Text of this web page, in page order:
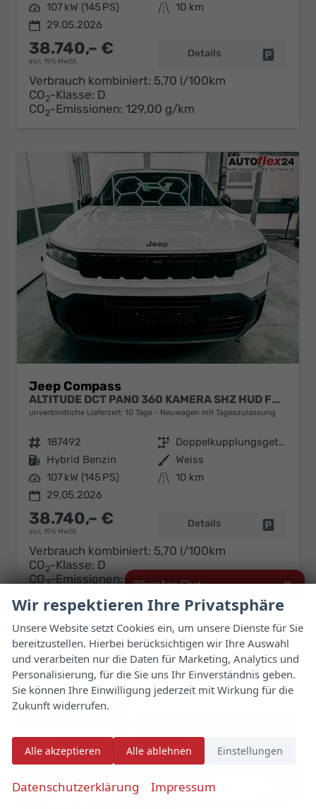
Leistung 107 kW (145 PS) Kilometerstand 10 km
29.05.2026
38.740,– €
incl. 19% MwSt.
Details
Verbrauch kombiniert: 5,70 l/100km
CO2-Klasse: D
CO2-Emissionen: 129,00 g/km
Jeep Compass
ALTITUDE DCT PANO 360 KAMERA SHZ HUD FOCAL BSD EL.HECKKLAPPE ACC
unverbindliche Lieferzeit: 10 Tage Neuwagen mit Tageszulassung
Fahrzeugnr. 187492 Getriebe
Doppelkupplungsgetriebe (DSG)
Kraftstoff Hybrid Benzin Außenfarbe Weiss
Leistung 107 kW (145 PS) Kilometerstand 10 km
29.05.2026
38.740,– €
incl. 19% MwSt.
Details
Verbrauch kombiniert: 5,70 l/100km
CO2-Klasse: D
CO2-Emissionen:129,00 g/km
22,6%
WhatsApp Chat ×
ich interessiere mich für das oben
genannte Fahrzeug und freue mich
über Eure Kontaktaufnahme.
Viele Grüße
Wir respektieren Ihre Privatsphäre
Unsere Website setzt Cookies ein, um unsere Dienste für Sie
bereitzustellen. Hierbei berücksichtigen wir Ihre Auswahl
und verarbeiten nur die Daten für Marketing, Analytics und
Personalisierung, für die Sie uns Ihr Einverständnis geben.
Sie können Ihre Einwilligung jederzeit mit Wirkung für die
Zukunft widerrufen.
Alle akzeptieren Alle ablehnen Einstellungen
Datenschutzerklärung Impressum